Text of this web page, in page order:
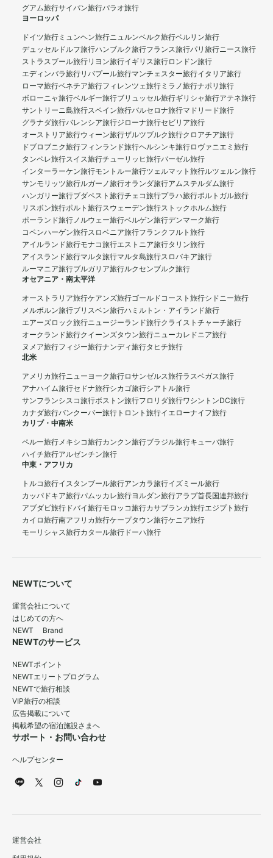
グアム旅行サイパン旅行パラオ旅行
ヨーロッパ
ドイツ旅行 ミュンヘン旅行ニュルンベルク旅行ベルリン旅行
デュッセルドルフ旅行ハンブルク旅行フランス旅行パリ旅行ニース旅行
ストラスブール旅行リヨン旅行イギリス旅行ロンドン旅行
エディンバラ旅行リバプール旅行マンチェスター旅行イタリア旅行
ローマ旅行ベネチア旅行フィレンツェ旅行 ミラノ旅行ナポリ旅行
ボローニャ旅行ベルギー旅行ブリュッセル旅行ギリシャ旅行アテネ旅行
サントリーニ島旅行スペイン旅行バルセロナ旅行マドリード旅行
グラナダ旅行バレンシア旅行ジローナ旅行セビリア旅行
オーストリア旅行ウィーン旅行ザルツブルク旅行クロアチア旅行
ドブロブニク旅行フィンランド旅行ヘルシンキ旅行ロヴァニエミ旅行
タンペレ旅行スイス旅行チューリッヒ旅行バーゼル旅行
インターラーケン旅行モントルー旅行ツェルマット旅行ルツェルン旅行
サンモリッツ旅行ルガーノ旅行オランダ旅行アムステルダム旅行
ハンガリー旅行ブダペスト旅行チェコ旅行プラハ旅行ポルトガル旅行
リスボン旅行ポルト旅行スウェーデン旅行ストックホルム旅行
ポーランド旅行ノルウェー旅行ベルゲン旅行デンマーク旅行
コペンハーゲン旅行スロベニア旅行フランクフルト旅行
アイルランド旅行モナコ旅行エストニア旅行タリン旅行
アイスランド旅行マルタ旅行マルタ島旅行スロバキア旅行
ルーマニア旅行ブルガリア旅行ルクセンブルク旅行
オセアニア・南太平洋
オーストラリア旅行ケアンズ旅行ゴールドコースト旅行シドニー旅行
メルボルン旅行ブリスベン旅行ハミルトン・アイランド旅行
エアーズロック旅行ニュージーランド旅行クライストチャーチ旅行
オークランド旅行クイーンズタウン旅行ニューカレドニア旅行
ヌメア旅行フィジー旅行ナンディ旅行タヒチ旅行
北米
アメリカ旅行ニューヨーク旅行ロサンゼルス旅行ラスベガス旅行
アナハイム旅行セドナ旅行シカゴ旅行シアトル旅行
サンフランシスコ旅行ボストン旅行フロリダ旅行ワシントンDC旅行
カナダ旅行バンクーバー旅行 トロント旅行イエローナイフ旅行
カリブ・中南米
ペルー旅行メキシコ旅行カンクン旅行ブラジル旅行キューバ旅行
ハイチ旅行アルゼンチン旅行
中東・アフリカ
トルコ旅行イスタンブール旅行アンカラ旅行イズミール旅行
カッパドキア旅行パムッカレ旅行ヨルダン旅行アラブ首長国連邦旅行
アブダビ旅行 ドバイ旅行モロッコ旅行カサブランカ旅行エジプト旅行
カイロ旅行南アフリカ旅行ケープタウン旅行ケニア旅行
モーリシャス旅行カタール旅行 ドーハ旅行
NEWTについて
運営会社について
はじめての方へ
NEWT Brand
NEWTのサービス
NEWTポイント
NEWTエリートプログラム
NEWTで旅行相談
VIP旅行の相談
広告掲載について
掲載希望の宿泊施設さまへ
サポート・お問い合わせ
ヘルプセンター
運営会社